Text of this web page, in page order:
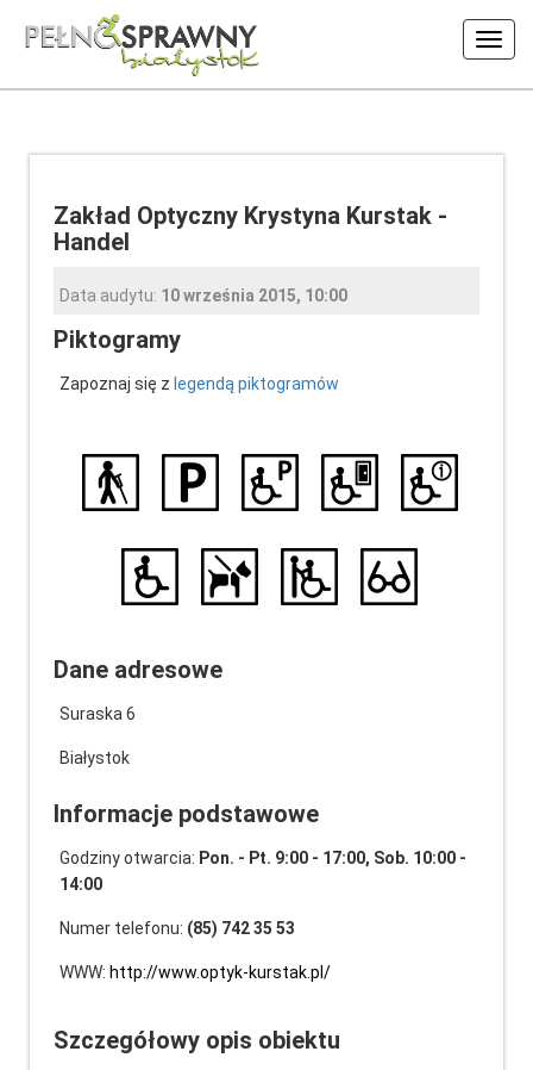
Włącz
Zakład Optyczny Krystyna Kurstak -
Handel
Data audytu: 10 września 2015, 10:00
Piktogramy
Zapoznaj się z legendą piktogramów
Dane adresowe
Suraska 6
Białystok
Informacje podstawowe
Godziny otwarcia: Pon. - Pt. 9:00 - 17:00, Sob. 10:00 -
14:00
Numer telefonu: (85) 742 35 53
WWW: http://www.optyk-kurstak.pl/
Szczegółowy opis obiektu